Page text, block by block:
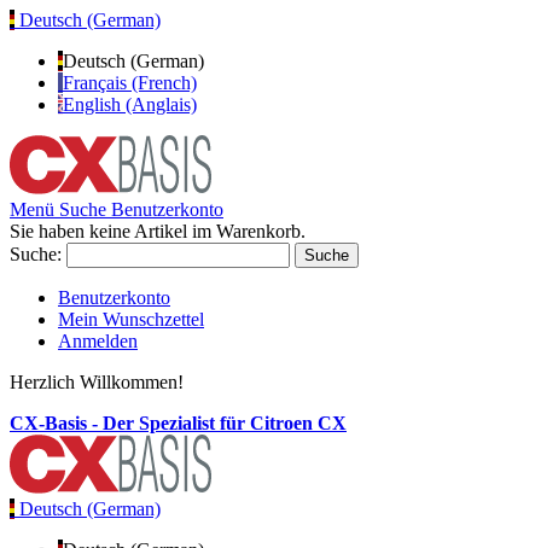
Deutsch (German)
Deutsch (German)
Français (French)
English (Anglais)
Menü Suche Benutzerkonto
Sie haben keine Artikel im Warenkorb.
Suche:
Suche
Benutzerkonto
Mein Wunschzettel
Anmelden
Herzlich Willkommen!
CX-Basis - Der Spezialist für Citroen CX
Deutsch (German)